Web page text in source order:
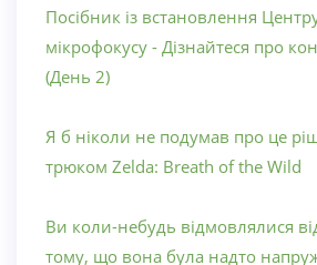
Посібник із встановлення
мікрофокусу - Дізнайтеся про
(День 2)
Я б ніколи не подумав про це
трюком Zelda: Breath of the Wild
Ви коли-небудь відмовлялися
тому, що вона була надто